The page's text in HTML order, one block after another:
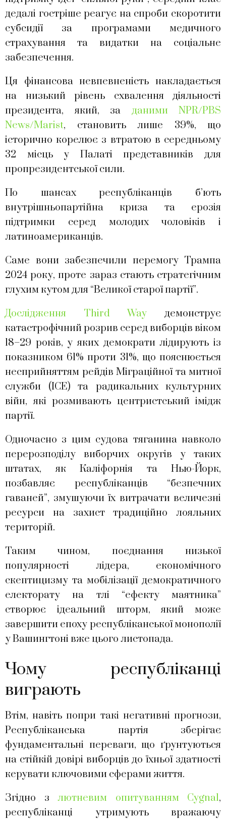
дедалі гостріше реагує на спроби скоротити
субсидії за програмами медичного
страхування та видатки на соціальне
забезпечення.
Ця фінансова невпевненість накладається
на низький рівень схвалення діяльності
президента, який, за даними NPR/PBS
News/Marist, становить лише 39%, що
історично корелює з втратою в середньому
32 місць у Палаті представників для
пропрезидентської сили.
По шансах республіканців б’ють
внутрішньопартійна криза та ерозія
підтримки серед молодих чоловіків і
латиноамериканців.
Саме вони забезпечили перемогу Трампа
2024 року, проте зараз стають стратегічним
глухим кутом для “Великої старої партії”.
Дослідження Third Way демонструє
катастрофічний розрив серед виборців віком
18–29 років, у яких демократи лідирують із
показником 61% проти 31%, що пояснюється
несприйняттям рейдів Міграційної та митної
служби (ICE) та радикальних культурних
війн, які розмивають центристський імідж
партії.
Одночасно з цим судова тяганина навколо
перерозподілу виборчих округів у таких
штатах, як Каліфорнія та Нью-Йорк,
позбавляє республіканців “безпечних
гаваней”, змушуючи їх витрачати величезні
ресурси на захист традиційно лояльних
територій.
Таким чином, поєднання низької
популярності лідера, економічного
скептицизму та мобілізації демократичного
електорату на тлі “ефекту маятника”
створює ідеальний шторм, який може
завершити епоху республіканської монополії
у Вашингтоні вже цього листопада.
Чому республіканці
виграють
Втім, навіть попри такі негативні прогнози,
Республіканська партія зберігає
фундаментальні переваги, що ґрунтуються
на стійкій довірі виборців до їхньої здатності
керувати ключовими сферами життя.
Згідно з лютневим опитуванням Cygnal,
республіканці утримують вражаючу